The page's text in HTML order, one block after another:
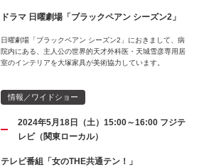
ドラマ 日曜劇場「ブラックペアン シーズン2」
日曜劇場「ブラックペアン シーズン2」におきまして、病
院内にある、主人公の世界的天才外科医・天城雪彦専用居
室のインテリアを大塚家具が美術協力しています。
情報／ワイドショー
2024年5月18日（土）15:00～16:00 フジテ
レビ（関東ローカル）
テレビ番組「女のTHE共通テン！」